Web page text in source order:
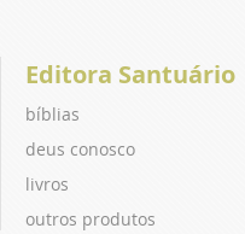
Editora Santuário
bíblias
deus conosco
livros
outros produtos